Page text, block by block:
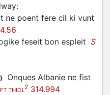
:
ne poent fere cil ki vunt
feseit bon espleit S
)
Onques Albanie ne fist
THIOL2 314.994